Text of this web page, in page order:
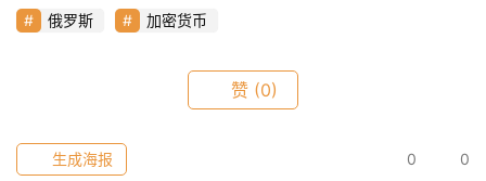
常
荐
俄罗斯 加密货币
赞 (0)
0 0
生成海报